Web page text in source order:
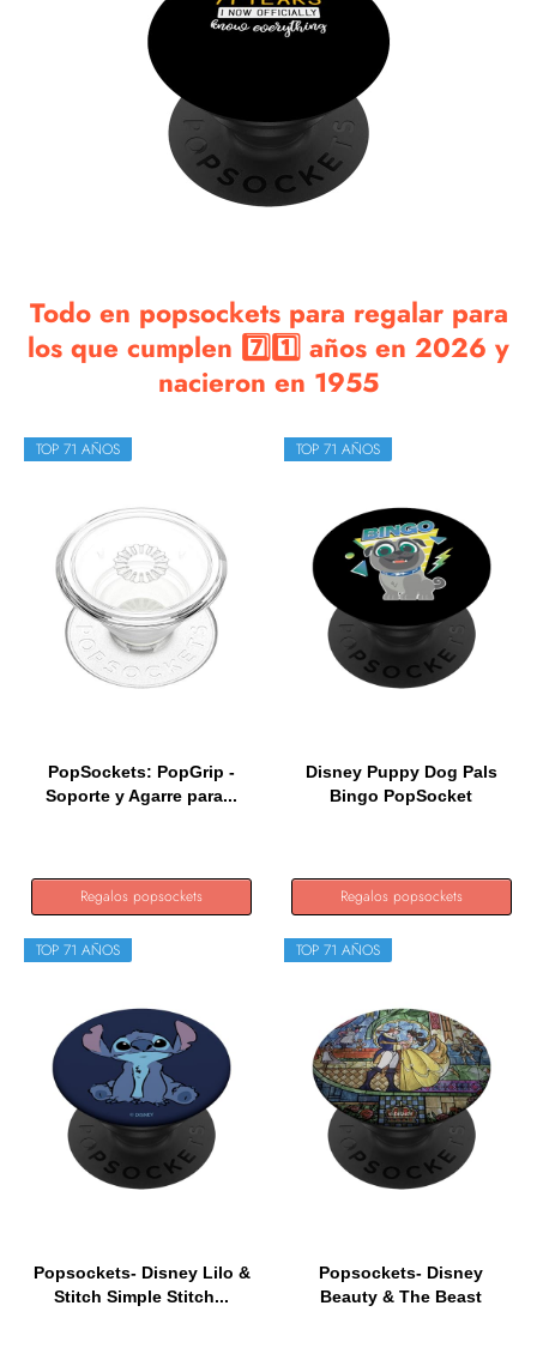
Todo en popsockets para regalar para
los que cumplen 7️⃣1️⃣ años en 2026 y
nacieron en 1955
TOP 71 AÑOS
PopSockets: PopGrip -
Soporte y Agarre para...
Regalos popsockets
TOP 71 AÑOS
Disney Puppy Dog Pals
Bingo PopSocket
Regalos popsockets
TOP 71 AÑOS
Popsockets- Disney Lilo &
Stitch Simple Stitch...
TOP 71 AÑOS
Popsockets- Disney
Beauty & The Beast